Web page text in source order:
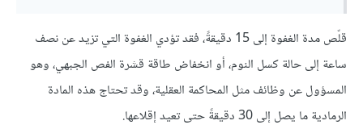
قلّص مدة الغفوة إلى 15 دقيقةً، فقد تؤدي الغفوة التي تزيد عن نصف
ساعة إلى حالة كسل النوم، أو انخفاض طاقة قشرة الفص الجبهي، وهو
المسؤول عن وظائف مثل المحاكمة العقلية، وقد تحتاج هذه المادة
الرمادية ما يصل إلى 30 دقيقةً حتى تعيد إقلاعها.